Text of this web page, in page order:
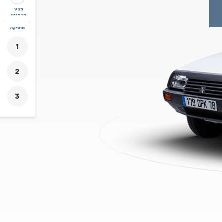
מבט
מבפנים
זום
מוסיקה